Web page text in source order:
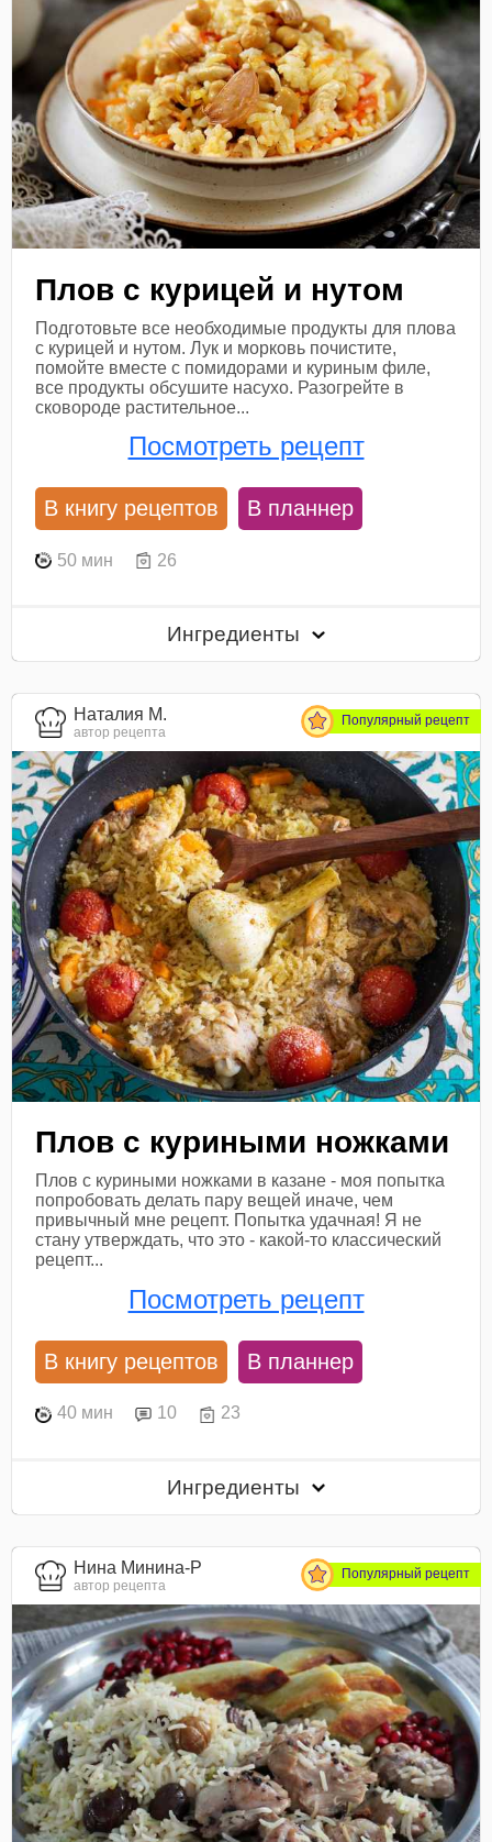
Плов с курицей и нутом
Подготовьте все необходимые продукты для плова
с курицей и нутом. Лук и морковь почистите,
помойте вместе с помидорами и куриным филе,
все продукты обсушите насухо. Разогрейте в
сковороде растительное...
Посмотреть рецепт
В книгу рецептов В планнер
50 мин 26
Ингредиенты
Наталия М.
автор рецепта
Популярный рецепт
Плов с куриными ножками
Плов с куриными ножками в казане - моя попытка
попробовать делать пару вещей иначе, чем
привычный мне рецепт. Попытка удачная! Я не
стану утверждать, что это - какой-то классический
рецепт...
Посмотреть рецепт
В книгу рецептов В планнер
40 мин 10 23
Ингредиенты
Нина Минина-Р
автор рецепта
Популярный рецепт